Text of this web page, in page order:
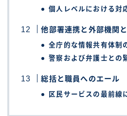
個人レベルにおける対
他部署連携と外部機関
全庁的な情報共有体制
警察および弁護士との
総括と職員へのエール
区民サービスの最前線